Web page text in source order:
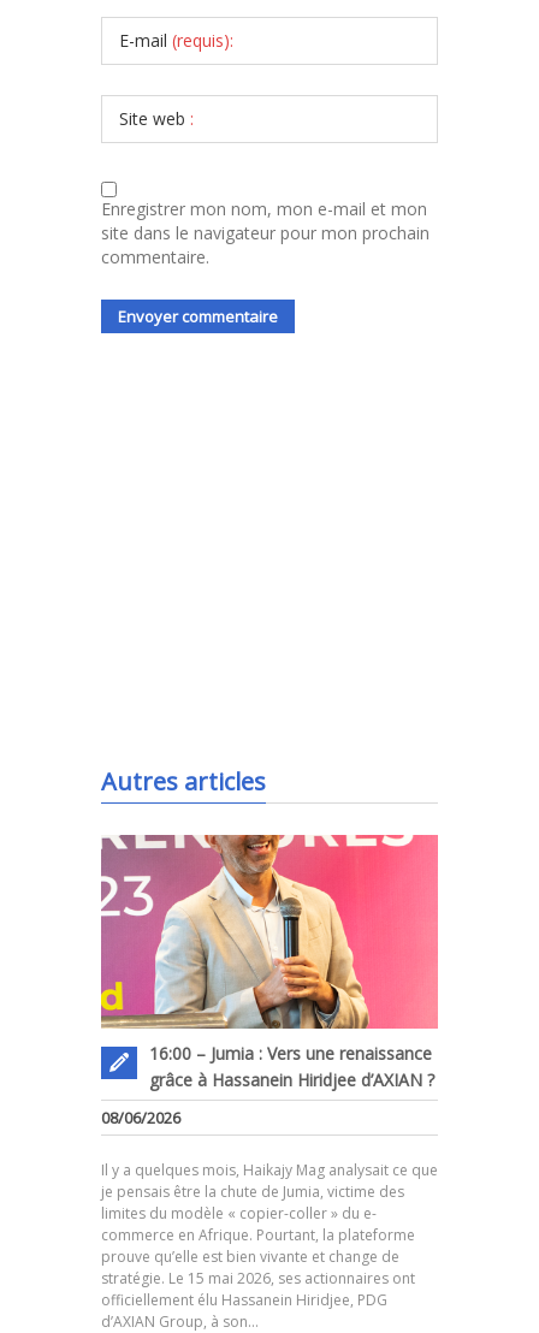
E-mail (requis):
Site web :
Enregistrer mon nom, mon e-mail et mon
site dans le navigateur pour mon prochain
commentaire.
Autres articles
16:00 – Jumia : Vers une renaissance
grâce à Hassanein Hiridjee d’AXIAN ?
08/06/2026
Il y a quelques mois, Haikajy Mag analysait ce que
je pensais être la chute de Jumia, victime des
limites du modèle « copier-coller » du e-
commerce en Afrique. Pourtant, la plateforme
prouve qu’elle est bien vivante et change de
stratégie. Le 15 mai 2026, ses actionnaires ont
officiellement élu Hassanein Hiridjee, PDG
d’AXIAN Group, à son…